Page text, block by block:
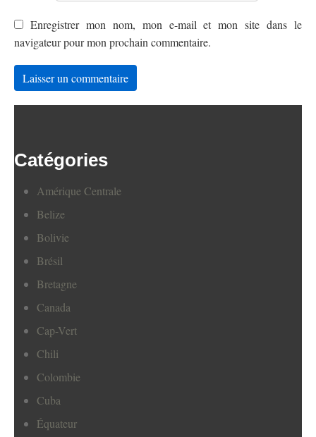
Enregistrer mon nom, mon e-mail et mon site dans le
navigateur pour mon prochain commentaire.
Catégories
Amérique Centrale
Belize
Bolivie
Brésil
Bretagne
Canada
Cap-Vert
Chili
Colombie
Cuba
Équateur